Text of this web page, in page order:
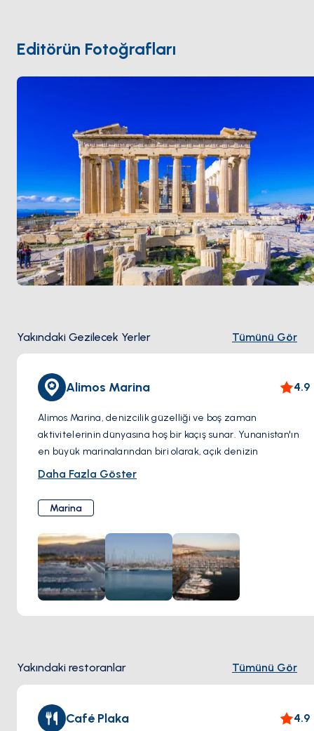
batımında turuncuya çalan haliyle görürsünüz. Sezon
Nisan – Ekimarasında; yelken açmadan önce şehre
bir gün ayırmanız iyi olur.
Editörün Fotoğrafları
Yakındaki Gezilecek Yerler Tümünü Gör
Alimos Marina 4.9
Alimos Marina, denizcilik güzelliği ve boş zaman
aktivitelerinin dünyasına hoş bir kaçış sunar. Yunanistan'ın
en büyük marinalarından biri olarak, açık denizin
cazibesinin bir yansıması olan bir dizi yat ve yelkenliye ev
ziyaretçilerin ambiyansın tadını çıkarmasını sağlar; sakin
suların içinde nazikçe sallanan gemilerin zarif hatlarını ve
şık tasarımlarını hayranlıkla izlerler.
Rahatlama arayanlar için, sahil kafeleri davetkar
atmosferleriyle bekler; ziyaretçilere, gemilerin geçişi
sırasında keyifli bir içki içmeleri veya leziz yemeklerin
tadını çıkarmaları için mükemmel bir ortam sunarlar.
Maceracı ruhlar, marinadan ayrılan tekne turlarına katılarak
Daha Fazla Göster
Marina
Yakındaki restoranlar Tümünü Gör
Café Plaka 4.9